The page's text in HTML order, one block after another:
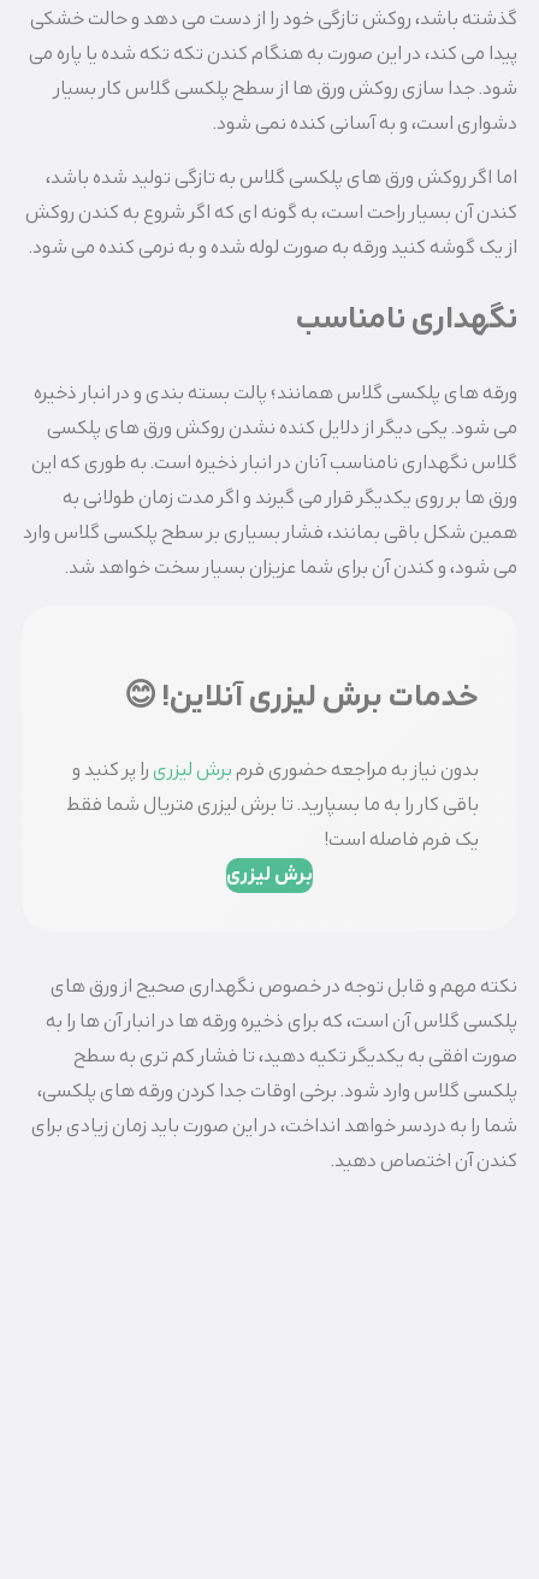
گذشته باشد، روکش تازگی خود را از دست می دهد و حالت خشکی
پیدا می کند، در این صورت به هنگام کندن تکه تکه شده یا پاره می
شود. جدا سازی روکش ورق ها از سطح پلکسی گلاس کار بسیار
دشواری است، و به آسانی کنده نمی شود.
اما اگر روکش ورق های پلکسی گلاس به تازگی تولید شده باشد،
کندن آن بسیار راحت است، به گونه ای که اگر شروع به کندن روکش
از یک گوشه کنید ورقه به صورت لوله شده و به نرمی کنده می شود.
نگهداری نامناسب
ورقه های پلکسی گلاس همانند؛ پالت بسته بندی و در انبار ذخیره
می شود. یکی دیگر از دلایل کنده نشدن روکش ورق های پلکسی
گلاس نگهداری نامناسب آنان در انبار ذخیره است. به طوری که این
ورق ها بر روی یکدیگر قرار می گیرند و اگر مدت زمان طولانی به
همین شکل باقی بمانند، فشار بسیاری بر سطح پلکسی گلاس وارد
می شود، و کندن آن برای شما عزیزان بسیار سخت خواهد شد.
خدمات برش لیزری آنلاین! 😊
بدون نیاز به مراجعه حضوری فرمبرش لیزریرا پر کنید و
باقی کار را به ما بسپارید. تا برش لیزری متریال شما فقط
یک فرم فاصله است!
برش لیزری
نکته مهم و قابل توجه در خصوص نگهداری صحیح از ورق های
پلکسی گلاس آن است، که برای ذخیره ورقه ها در انبار آن ها را به
صورت افقی به یکدیگر تکیه دهید، تا فشار کم تری به سطح
پلکسی گلاس وارد شود. برخی اوقات جدا کردن ورقه های پلکسی،
شما را به دردسر خواهد انداخت، در این صورت باید زمان زیادی برای
کندن آن اختصاص دهید.